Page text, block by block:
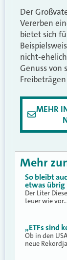
Der
Vererben
bietet sich
nicht-
Genuss von
MEHR
Mehr
So bleibt
etwas übrig
Der Liter
teuer wie
„ETFs sind
Ob in den
neue